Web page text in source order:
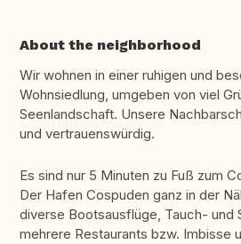
About the neighborhood
Wir wohnen in einer ruhigen und
Wohnsiedlung, umgeben von viel
Seenlandschaft. Unsere
und vertrauenswürdig.
Es sind nur 5 Minuten zu Fuß zum
Der Hafen Cospuden ganz in der
diverse Bootsausflüge, Tauch- und
mehrere Restaurants bzw. Imbisse